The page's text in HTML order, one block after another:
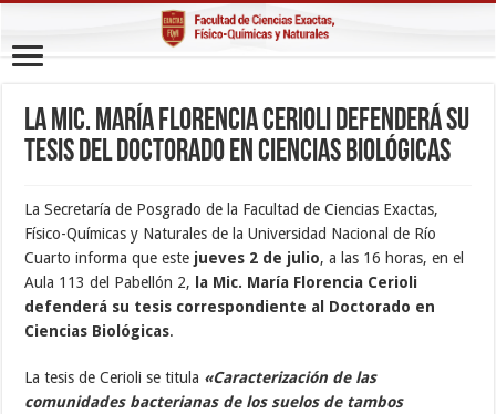
La Mic. María Florencia Cerioli defenderá su
tesis del Doctorado en Ciencias Biológicas
La Secretaría de Posgrado de la Facultad de Ciencias Exactas,
Físico-Químicas y Naturales de la Universidad Nacional de Río
Cuarto informa que este jueves 2 de julio, a las 16 horas, en el
Aula 113 del Pabellón 2,
la Mic. María Florencia Cerioli
defenderá su tesis correspondiente al Doctorado en
Ciencias Biológicas.
La tesis de Cerioli se titula «Caracterización de las
comunidades bacterianas de los suelos de tambos